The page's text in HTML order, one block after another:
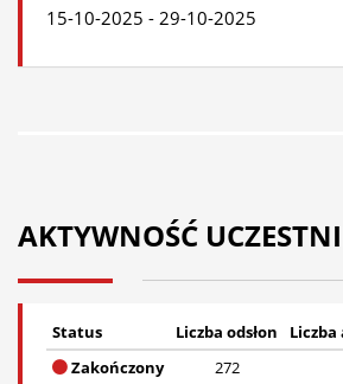
15-10-2025 - 29-10-2025
AKTYWNOŚĆ
Status Liczba odsłon
Zakończony
272